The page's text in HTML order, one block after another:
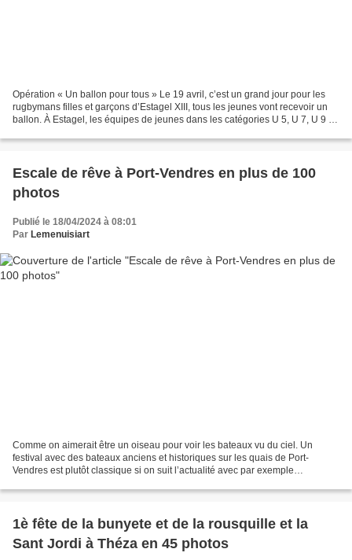
Opération « Un ballon pour tous » Le 19 avril, c’est un grand jour pour les
rugbymans filles et garçons d’Estagel XIII, tous les jeunes vont recevoir un
ballon. À Estagel, les équipes de jeunes dans les catégories U 5, U 7, U 9 et
Escale de rêve à Port-Vendres en plus de 100
photos
Publié le 18/04/2024 à 08:01
Par Lemenuisiart
Comme on aimerait être un oiseau pour voir les bateaux vu du ciel. Un
festival avec des bateaux anciens et historiques sur les quais de Port-
Vendres est plutôt classique si on suit l’actualité avec par exemple
1è fête de la bunyete et de la rousquille et la
Sant Jordi à Théza en 45 photos